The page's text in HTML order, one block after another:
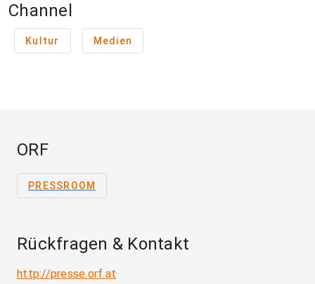
Channel
Kultur Medien
ORF
PRESSROOM
Rückfragen & Kontakt
http://presse.orf.at